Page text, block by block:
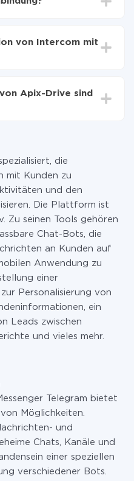
15 Minuten.
von Intercom mit
die über unseren
ein anderes übertragen
Apix-Drive sind
die
mit Kunden zu
und den
Die Plattform ist
Zu seinen Tools gehören
Chat-Bots, die
an Kunden auf
Anwendung zu
einer
Personalisierung von
ein
Leads zwischen
und vieles mehr.
Telegram bietet
Möglichkeiten.
und
Chats, Kanäle und
einer speziellen
verschiedener Bots.